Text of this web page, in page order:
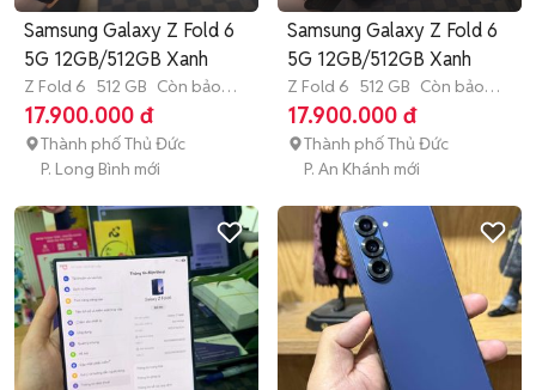
Samsung Galaxy Z Fold 6
5G 12GB/512GB Xanh
Z Fold 6 512 GB Còn bảo
hành
17.900.000 đ
Thành phố Thủ Đức
P. Long Bình mới
Samsung Galaxy Z Fold 6
5G 12GB/512GB Xanh
Z Fold 6 512 GB Còn bảo
hành
17.900.000 đ
Thành phố Thủ Đức
P. An Khánh mới